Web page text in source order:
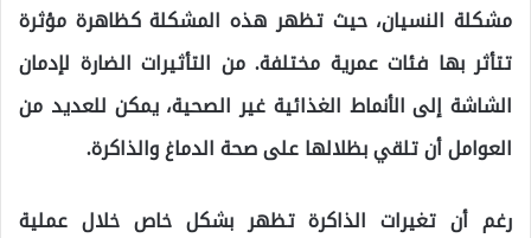
مشكلة النسيان، حيث تظهر هذه المشكلة كظاهرة مؤثرة
تتأثر بها فئات عمرية مختلفة. من التأثيرات الضارة لإدمان
الشاشة إلى الأنماط الغذائية غير الصحية، يمكن للعديد من
العوامل أن تلقي بظلالها على صحة الدماغ والذاكرة.
رغم أن تغيرات الذاكرة تظهر بشكل خاص خلال عملية